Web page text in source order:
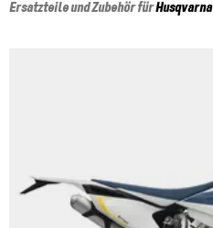
Ersatzteile und Zubehör fürHusqvarna